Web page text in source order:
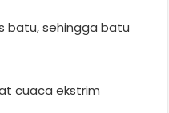
batu, sehingga batu
cuaca ekstrim